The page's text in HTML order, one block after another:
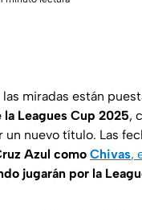
miradas están
Leagues Cup 2025,
nuevo título. Las
Azul como Chivas,
jugarán por la